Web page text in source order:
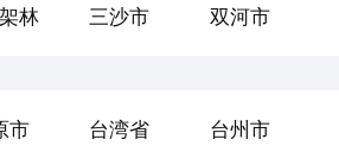
林 三沙市 双河市
市 台湾省 台州市